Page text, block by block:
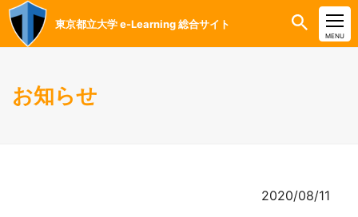
CLOSE
MENU
お知らせ
2020/08/11
東京都立大学 e-Learning 総合サイト